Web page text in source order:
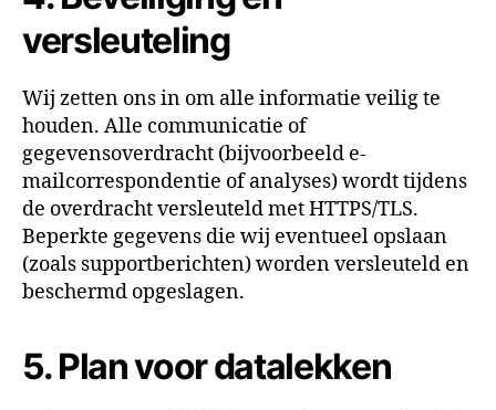
versleuteling
Wij zetten ons in om alle informatie veilig te
houden. Alle communicatie of
gegevensoverdracht (bijvoorbeeld e-
mailcorrespondentie of analyses) wordt tijdens
de overdracht versleuteld met HTTPS/TLS.
Beperkte gegevens die wij eventueel opslaan
(zoals supportberichten) worden versleuteld en
beschermd opgeslagen.
5. Plan voor datalekken